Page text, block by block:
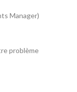
Manager)
problème